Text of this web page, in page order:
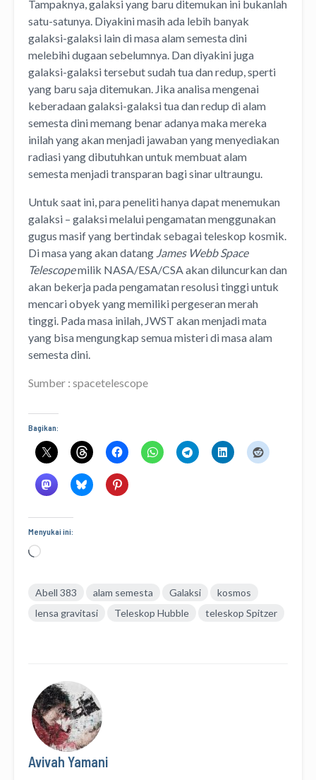
Tampaknya, galaksi yang baru ditemukan ini bukanlah
satu-satunya. Diyakini masih ada lebih banyak
galaksi-galaksi lain di masa alam semesta dini
melebihi dugaan sebelumnya. Dan diyakini juga
galaksi-galaksi tersebut sudah tua dan redup, sperti
yang baru saja ditemukan. Jika analisa mengenai
keberadaan galaksi-galaksi tua dan redup di alam
semesta dini memang benar adanya maka mereka
inilah yang akan menjadi jawaban yang menyediakan
radiasi yang dibutuhkan untuk membuat alam
semesta menjadi transparan bagi sinar ultraungu.
Untuk saat ini, para peneliti hanya dapat menemukan
galaksi – galaksi melalui pengamatan menggunakan
gugus masif yang bertindak sebagai teleskop kosmik.
Di masa yang akan datang James Webb Space
Telescopemilik NASA/ESA/CSA akan diluncurkan dan
akan bekerja pada pengamatan resolusi tinggi untuk
mencari obyek yang memiliki pergeseran merah
tinggi. Pada masa inilah, JWST akan menjadi mata
yang bisa mengungkap semua misteri di masa alam
semesta dini.
Sumber : spacetelescope
Bagikan:
Menyukai ini:
Memuat...
Abell 383 alam semesta Galaksi
kosmos
lensa gravitasi
Teleskop Hubble teleskop Spitzer
Avivah Yamani